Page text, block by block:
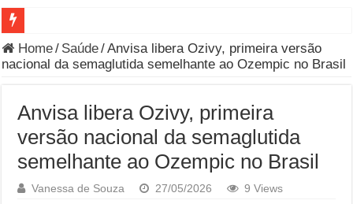
Grávida Pode Comer Pastrami? Saiba Quando o Consumo é
8 Bebidas saudáveis e ricas em eletrólitos: quais são e
Você sabe o que é uma Economia Circular?
Carta Psicografada de Isabella Nardoni : O que Diz a
Grávida pode comer picles e alimentos em conserva durante
Grávida pode comer Ceviche? Entenda os riscos na gravidez
Home/ Saúde/Anvisa libera Ozivy, primeira versão
nacional da semaglutida semelhante ao Ozempic no Brasil
Anvisa libera Ozivy, primeira
versão nacional da semaglutida
semelhante ao Ozempic no Brasil
Vanessa de Souza 27/05/2026 9 Views